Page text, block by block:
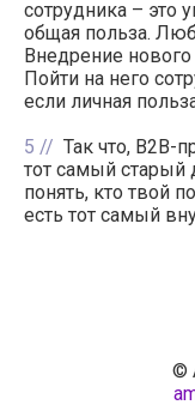
сотрудника – это
общая польза.
Внедрение нового
Пойти на него
если личная
5
Так что, B2B-
тот самый старый
понять, кто твой
есть тот самый
©